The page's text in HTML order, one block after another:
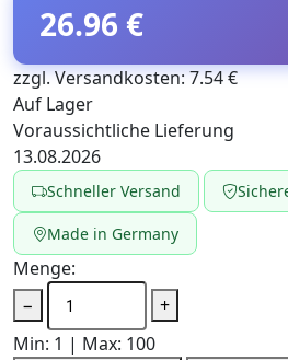
26.96 €
zzgl. Versandkosten: 7.54 €
Auf Lager
Voraussichtliche Lieferung
13.08.2026
Schneller Versand
Made in Germany
Menge:
−
+
Min: 1 | Max: 100